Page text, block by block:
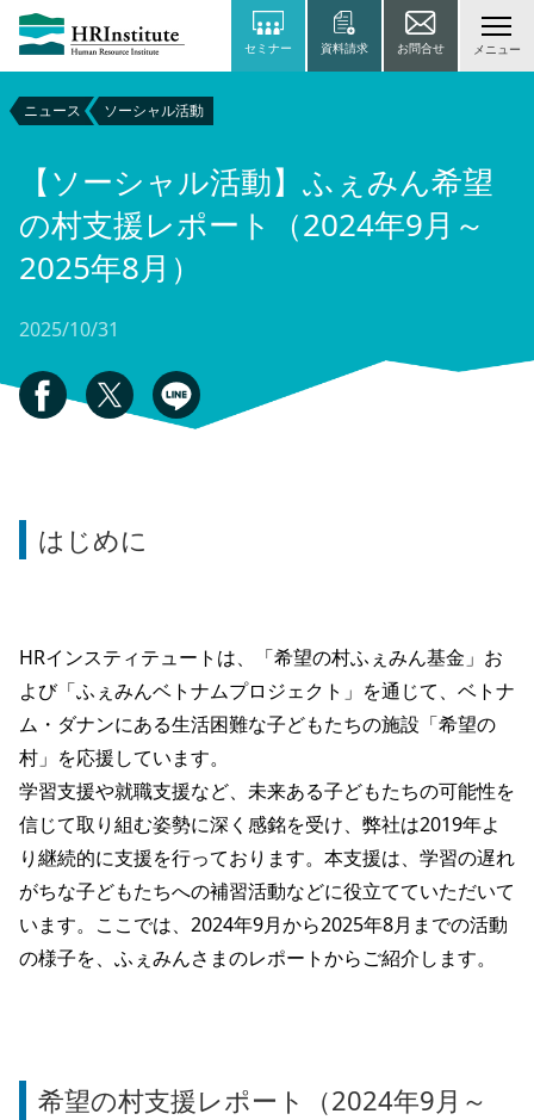
セミナー 資料請求 お問合せ メニュー
ニュース ソーシャル活動
【ソーシャル活動】ふぇみん希望
の村支援レポート（2024年9月～
2025年8月）
2025/10/31
はじめに
HRインスティテュートは、「希望の村ふぇみん基金」お
よび「ふぇみんベトナムプロジェクト」を通じて、ベトナ
ム・ダナンにある生活困難な子どもたちの施設「希望の
村」を応援しています。
学習支援や就職支援など、未来ある子どもたちの可能性を
信じて取り組む姿勢に深く感銘を受け、弊社は2019年よ
り継続的に支援を行っております。本支援は、学習の遅れ
がちな子どもたちへの補習活動などに役立てていただいて
います。ここでは、2024年9月から2025年8月までの活動
の様子を、ふぇみんさまのレポートからご紹介します。
希望の村支援レポート（2024年9月～